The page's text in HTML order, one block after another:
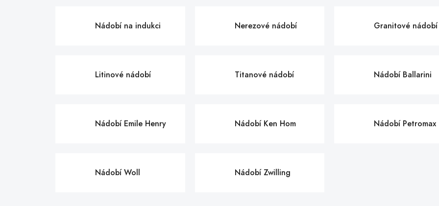
Nádobí na indukci Nerezové nádobí Granitové nádobí
Litinové nádobí Titanové nádobí Nádobí Ballarini
Nádobí Emile Henry Nádobí Ken Hom Nádobí Petromax
Nádobí Woll Nádobí Zwilling